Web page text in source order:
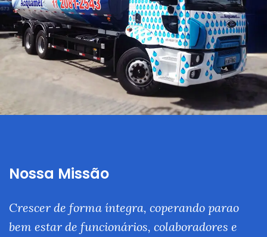
Nossa Missão
Crescer de forma íntegra, coperando parao
bem estar de funcionários, colaboradores e